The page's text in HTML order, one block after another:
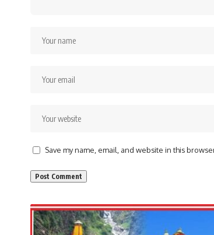
Save my name, email, and website in this